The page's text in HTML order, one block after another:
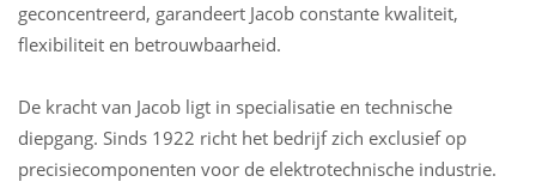
geconcentreerd, garandeert Jacob constante kwaliteit,
flexibiliteit en betrouwbaarheid.
De kracht van Jacob ligt in specialisatie en technische
diepgang. Sinds 1922 richt het bedrijf zich exclusief op
precisiecomponenten voor de elektrotechnische industrie.